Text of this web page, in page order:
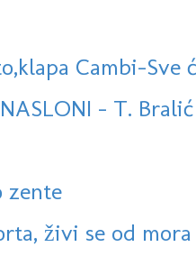
Cambi-Sve
- T.
zente
živi se od mora